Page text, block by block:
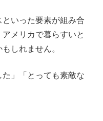
いった要素が組み合
メリカで暮らすいと
しれません。
」「とっても素敵な